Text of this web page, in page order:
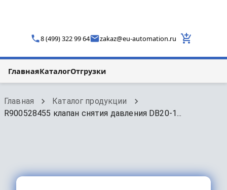
8 (499) 322 99 64 zakaz@eu-automation.ru
ГлавнаяКаталогОтгрузки
Главная
Каталог продукции
R900528455 клапан снятия давления DB20-1...